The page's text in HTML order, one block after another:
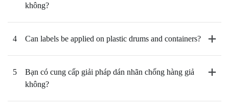
không?
4 Can labels be applied on plastic drums and containers?
5
Bạn có cung cấp giải pháp dán nhãn chống hàng giả
không?